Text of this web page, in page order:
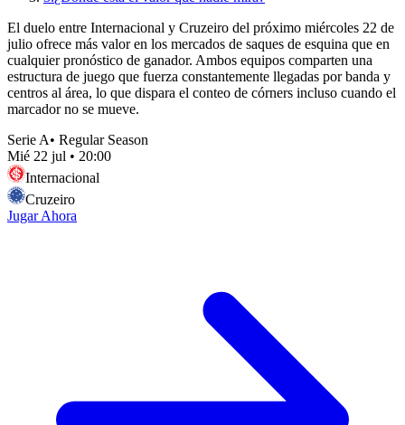
El duelo entre Internacional y Cruzeiro del próximo miércoles 22 de
julio ofrece más valor en los mercados de saques de esquina que en
cualquier pronóstico de ganador. Ambos equipos comparten una
estructura de juego que fuerza constantemente llegadas por banda y
centros al área, lo que dispara el conteo de córners incluso cuando el
marcador no se mueve.
Serie A• Regular Season
Mié 22 jul • 20:00
Internacional
Cruzeiro
Jugar Ahora